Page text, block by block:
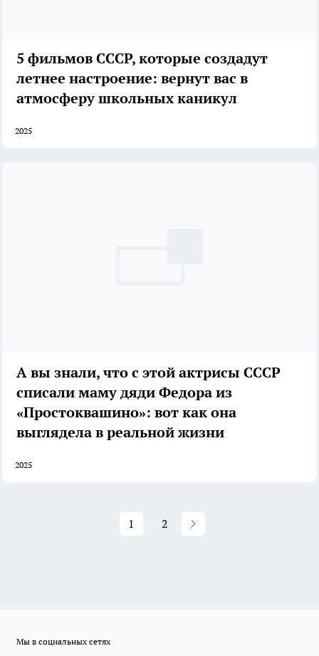
5 фильмов СССР, которые создадут
летнее настроение: вернут вас в
атмосферу школьных каникул
2025
А вы знали, что с этой актрисы СССР
списали маму дяди Федора из
«Простоквашино»: вот как она
выглядела в реальной жизни
2025
1 2
Мы в социальных сетях